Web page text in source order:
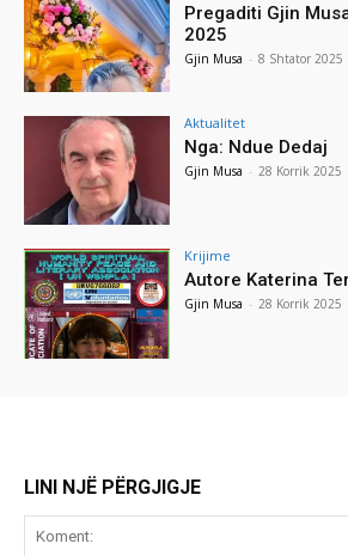
Pregaditi Gjin
2025
Gjin Musa - 8 Shtator 2025
Aktualitet
Nga: Ndue Dedaj
Gjin Musa - 28 Korrik 2025
Krijime
Autore Katerina
Gjin Musa - 28 Korrik 2025
LINI NJË PËRGJIGJE